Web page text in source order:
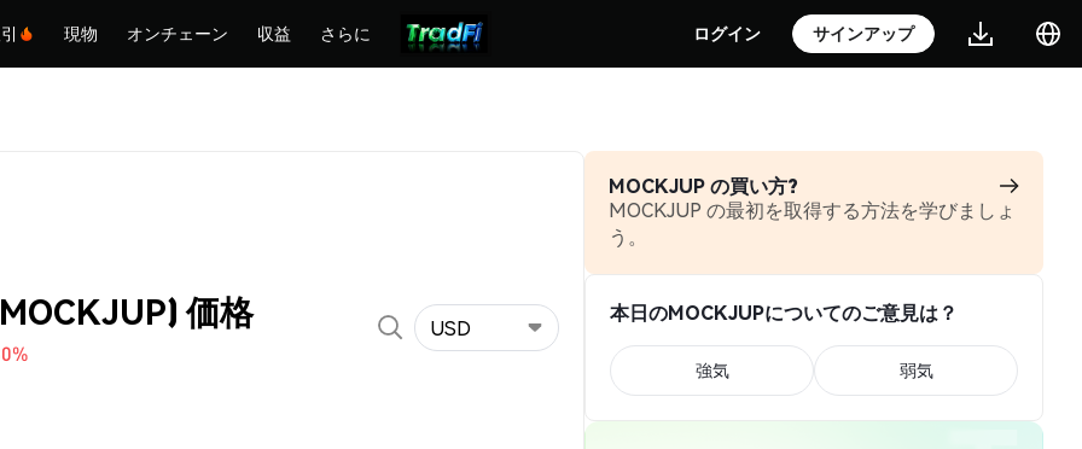
現物 オンチェーン 収益 さらに ログイン サインアップ
価格 USD
MOCKJUP の買い方?
MOCKJUP の最初を取得する方法を学びましょ
う。
本日のMOCKJUPについてのご意見は？
強気 弱気